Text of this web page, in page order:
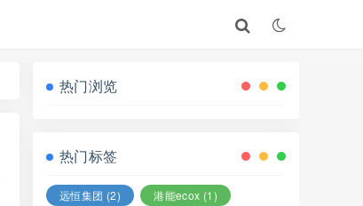
热门浏览
热门标签
远恒集团 (2) 港能ecox (1)